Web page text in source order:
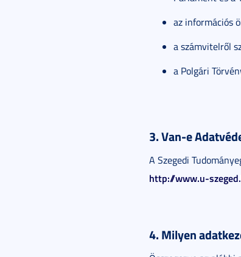
az információs
a számvitelről
a Polgári
3. Van-e
A Szegedi
http://www.u-
4. Milyen